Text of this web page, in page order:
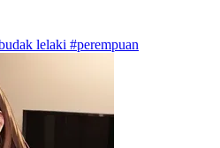
lelaki #perempuan